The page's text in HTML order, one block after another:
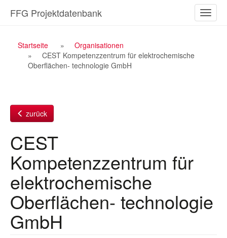
Inhalt
ein-/
FFG Projektdatenbank
Breadcrumb
Navigation
Startseite
Organisationen
CEST Kompetenzzentrum für elektrochemische
Oberflächen- technologie GmbH
zurück
CEST
Kompetenzzentrum für
elektrochemische
Oberflächen- technologie
GmbH